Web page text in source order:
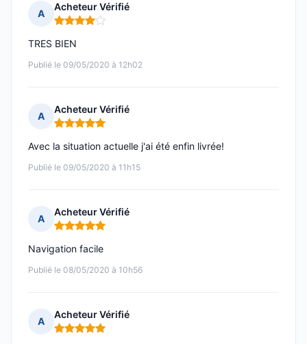
A
Acheteur Vérifié
Note : 4 sur 5
Publié le 09/05/2020 à 12h02
TRES BIEN
A
Acheteur Vérifié
Note : 5 sur 5
Publié le 09/05/2020 à 11h15
Avec la situation actuelle j'ai été enfin livrée!
A
Acheteur Vérifié
Note : 5 sur 5
Publié le 08/05/2020 à 10h56
Navigation facile
A
Acheteur Vérifié
Note : 5 sur 5